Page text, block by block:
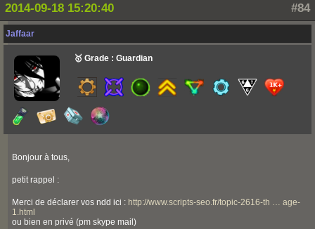
#84
2014-09-18 15:20:40
Jaffaar
🥇 Grade : Guardian
Bonjour à tous,
petit rappel :
Merci de déclarer vos ndd ici : http://www.scripts-seo.fr/topic-2616-th … age-
1.html
ou bien en privé (pm skype mail)